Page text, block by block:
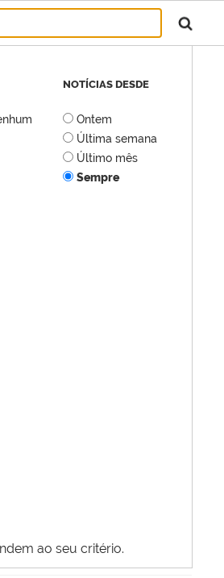
ao seu critério.
NOTÍCIAS DESDE
Ontem
Última semana
Último mês
Sempre